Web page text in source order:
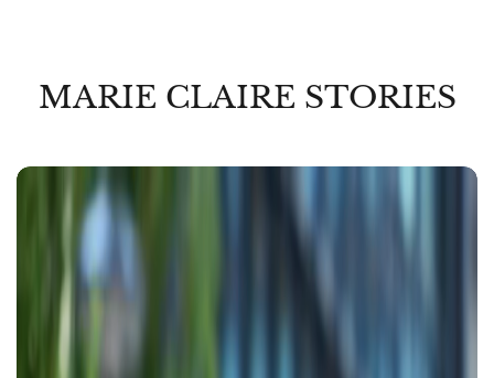
MARIE CLAIRE STORIES